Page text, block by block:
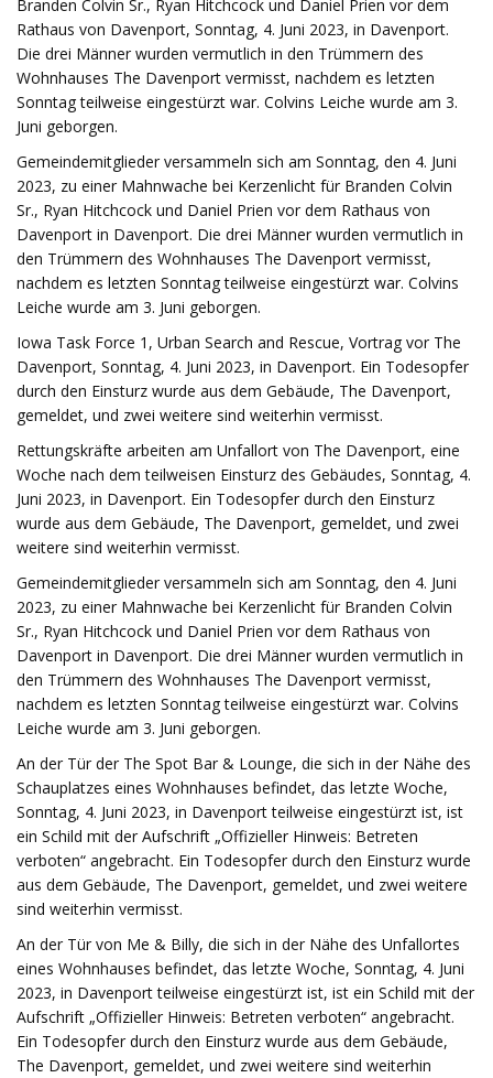
Branden Colvin Sr., Ryan Hitchcock und Daniel Prien vor dem
Rathaus von Davenport, Sonntag, 4. Juni 2023, in Davenport.
Die drei Männer wurden vermutlich in den Trümmern des
Wohnhauses The Davenport vermisst, nachdem es letzten
Sonntag teilweise eingestürzt war. Colvins Leiche wurde am 3.
Juni geborgen.
Gemeindemitglieder versammeln sich am Sonntag, den 4. Juni
2023, zu einer Mahnwache bei Kerzenlicht für Branden Colvin
Sr., Ryan Hitchcock und Daniel Prien vor dem Rathaus von
Davenport in Davenport. Die drei Männer wurden vermutlich in
den Trümmern des Wohnhauses The Davenport vermisst,
nachdem es letzten Sonntag teilweise eingestürzt war. Colvins
Leiche wurde am 3. Juni geborgen.
Iowa Task Force 1, Urban Search and Rescue, Vortrag vor The
Davenport, Sonntag, 4. Juni 2023, in Davenport. Ein Todesopfer
durch den Einsturz wurde aus dem Gebäude, The Davenport,
gemeldet, und zwei weitere sind weiterhin vermisst.
Rettungskräfte arbeiten am Unfallort von The Davenport, eine
Woche nach dem teilweisen Einsturz des Gebäudes, Sonntag, 4.
Juni 2023, in Davenport. Ein Todesopfer durch den Einsturz
wurde aus dem Gebäude, The Davenport, gemeldet, und zwei
weitere sind weiterhin vermisst.
Gemeindemitglieder versammeln sich am Sonntag, den 4. Juni
2023, zu einer Mahnwache bei Kerzenlicht für Branden Colvin
Sr., Ryan Hitchcock und Daniel Prien vor dem Rathaus von
Davenport in Davenport. Die drei Männer wurden vermutlich in
den Trümmern des Wohnhauses The Davenport vermisst,
nachdem es letzten Sonntag teilweise eingestürzt war. Colvins
Leiche wurde am 3. Juni geborgen.
An der Tür der The Spot Bar & Lounge, die sich in der Nähe des
Schauplatzes eines Wohnhauses befindet, das letzte Woche,
Sonntag, 4. Juni 2023, in Davenport teilweise eingestürzt ist, ist
ein Schild mit der Aufschrift „Offizieller Hinweis: Betreten
verboten“ angebracht. Ein Todesopfer durch den Einsturz wurde
aus dem Gebäude, The Davenport, gemeldet, und zwei weitere
sind weiterhin vermisst.
An der Tür von Me & Billy, die sich in der Nähe des Unfallortes
eines Wohnhauses befindet, das letzte Woche, Sonntag, 4. Juni
2023, in Davenport teilweise eingestürzt ist, ist ein Schild mit der
Aufschrift „Offizieller Hinweis: Betreten verboten“ angebracht.
Ein Todesopfer durch den Einsturz wurde aus dem Gebäude,
The Davenport, gemeldet, und zwei weitere sind weiterhin